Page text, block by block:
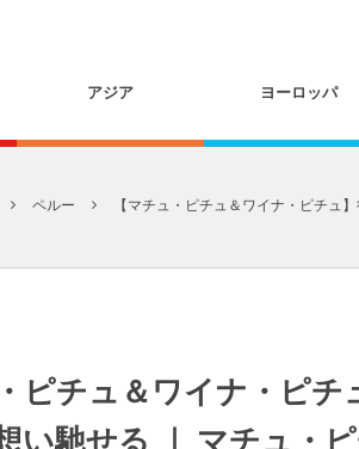
アジア ヨーロッパ
ペルー 【マチュ・ピチュ＆ワイナ・ピチュ
・ピチュ＆ワイナ・ピ
い馳せる ｜ マチュ・